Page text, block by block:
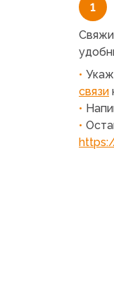
1
связи